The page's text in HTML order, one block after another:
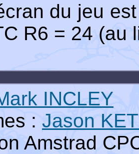
du jeu
R6 = 24 (au
INCLEY
: Jason
Amstrad